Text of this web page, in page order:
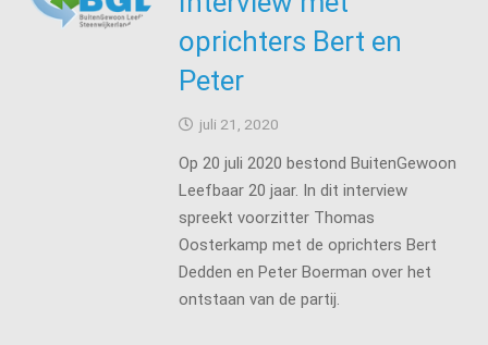
oprichters Bert en
Peter
juli 21, 2020
Op 20 juli 2020 bestond BuitenGewoon
Leefbaar 20 jaar. In dit interview
spreekt voorzitter Thomas
Oosterkamp met de oprichters Bert
Dedden en Peter Boerman over het
ontstaan van de partij.